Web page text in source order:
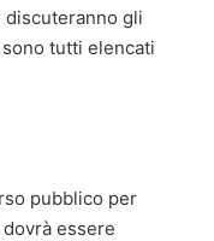
gli
tutti elencati
pubblico per
dovrà essere